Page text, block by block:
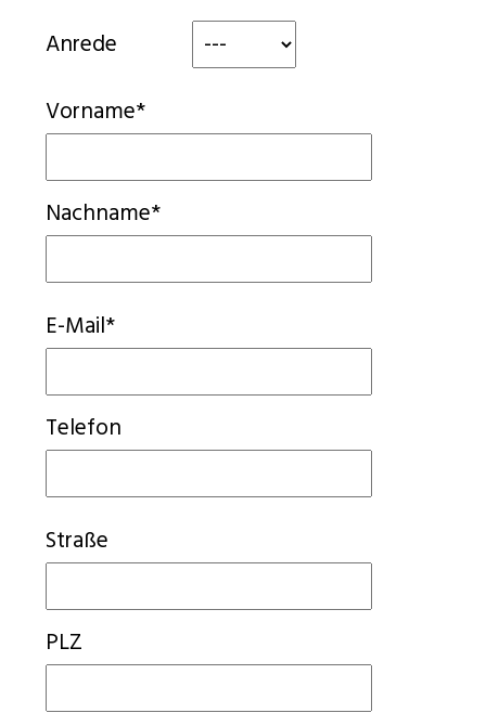
Anrede
Vorname*
Nachname*
E-Mail*
Telefon
Straße
PLZ